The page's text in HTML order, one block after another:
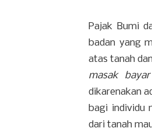
Pajak Bumi
badan yang
atas tanah
masak
dikarenakan
bagi individu
dari tanah